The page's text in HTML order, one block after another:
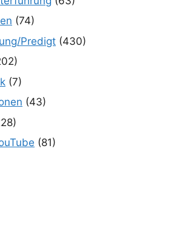
(74)
Predigt (430)
(7)
(43)
(81)